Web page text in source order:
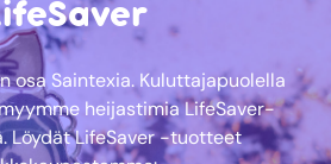
osa Saintexia. Kuluttajapuolella
heijastimia LifeSaver-
Löydät LifeSaver -tuotteet